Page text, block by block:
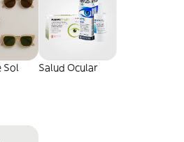
Sol Salud Ocular